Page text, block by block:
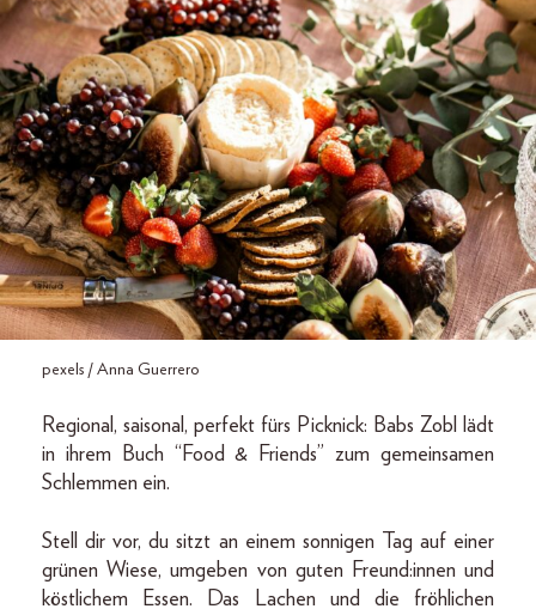
pexels / Anna Guerrero
Regional, saisonal, perfekt fürs Picknick: Babs Zobl lädt
in ihrem Buch “Food & Friends” zum gemeinsamen
Schlemmen ein.
Stell dir vor, du sitzt an einem sonnigen Tag auf einer
grünen Wiese, umgeben von guten Freund:innen und
köstlichem Essen. Das Lachen und die fröhlichen